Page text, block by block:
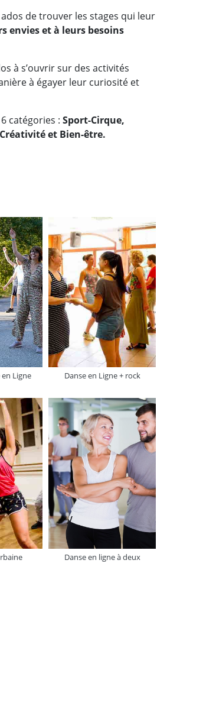
de trouver les stages qui leur
envies et à leurs besoins
à s’ouvrir sur des activités
à égayer leur curiosité et
catégories : Sport-Cirque,
et Bien-être.
en Ligne Danse en Ligne + rock
Danse en ligne à deux